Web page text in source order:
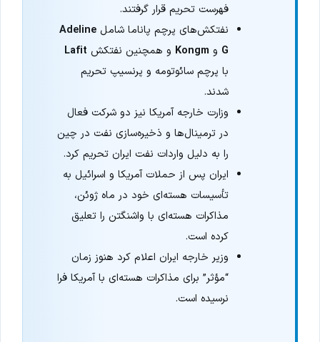
فهرست تحریم قرار گرفتند.
نفتکش‌های پرچم پاناما شاملAdeline
G و Kongm و همچنین نفتکش Lafit
با پرچم سائوتومه و پرنسیپ تحریم
شدند.
وزارت خارجه آمریکا نیز دو شرکت فعال
در ترمینال‌ها و ذخیره‌سازی نفت در چین
را به دلیل واردات نفت ایران تحریم کرد.
ایران پس از حملات آمریکا و اسرائیل به
تأسیسات هسته‌ای خود در ماه ژوئن،
مذاکرات هسته‌ای با واشنگتن را تعلیق
کرده است.
وزیر خارجه ایران اعلام کرد هنوز زمان
“مؤثر” برای مذاکرات هسته‌ای با آمریکا فرا
نرسیده است.